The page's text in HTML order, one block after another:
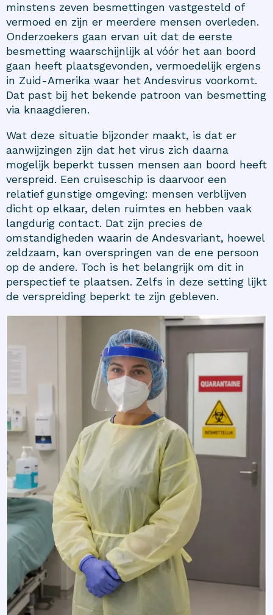
minstens zeven besmettingen vastgesteld of
vermoed en zijn er meerdere mensen overleden.
Onderzoekers gaan ervan uit dat de eerste
besmetting waarschijnlijk al vóór het aan boord
gaan heeft plaatsgevonden, vermoedelijk ergens
in Zuid-Amerika waar het Andesvirus voorkomt.
Dat past bij het bekende patroon van besmetting
via knaagdieren.
Wat deze situatie bijzonder maakt, is dat er
aanwijzingen zijn dat het virus zich daarna
mogelijk beperkt tussen mensen aan boord heeft
verspreid. Een cruiseschip is daarvoor een
relatief gunstige omgeving: mensen verblijven
dicht op elkaar, delen ruimtes en hebben vaak
langdurig contact. Dat zijn precies de
omstandigheden waarin de Andesvariant, hoewel
zeldzaam, kan overspringen van de ene persoon
op de andere. Toch is het belangrijk om dit in
perspectief te plaatsen. Zelfs in deze setting lijkt
de verspreiding beperkt te zijn gebleven.